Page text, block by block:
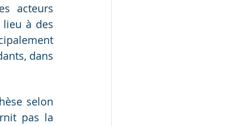
acteurs
lieu à des
dans
selon
pas la